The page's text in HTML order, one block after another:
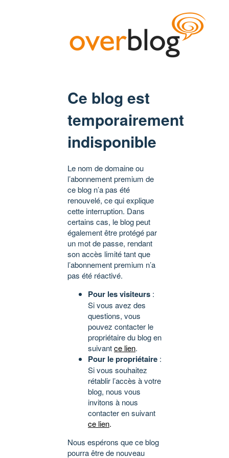
Ce blog est
temporairement
indisponible
Le nom de domaine ou
l’abonnement premium de
ce blog n’a pas été
renouvelé, ce qui explique
cette interruption. Dans
certains cas, le blog peut
également être protégé par
un mot de passe, rendant
son accès limité tant que
l’abonnement premium n’a
pas été réactivé.
Pour les visiteurs :
Si vous avez des
questions, vous
pouvez contacter le
propriétaire du blog en
suivantce lien.
Pour le propriétaire :
Si vous souhaitez
rétablir l’accès à votre
blog, nous vous
invitons à nous
contacter en suivant
ce lien.
Nous espérons que ce blog
pourra être de nouveau